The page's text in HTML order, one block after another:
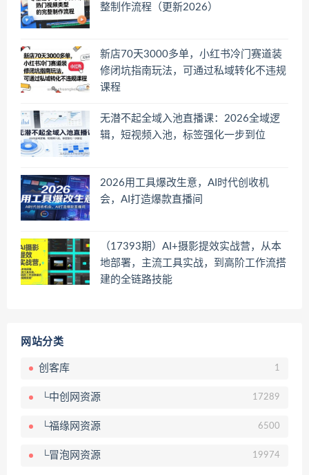
整制作流程（更新2026）
新店70天3000多单，小红书冷门赛道装
修闭坑指南玩法，可通过私域转化不违规
课程
无潜不起全域入池直播课：2026全域逻
辑，短视频入池，标签强化一步到位
2026用工具爆改生意，AI时代创收机
会，AI打造爆款直播间
（17393期）AI+摄影提效实战营，从本
地部署，主流工具实战，到高阶工作流搭
建的全链路技能
网站分类
创客库 1
└中创网资源 17289
└福缘网资源 6500
└冒泡网资源 19974